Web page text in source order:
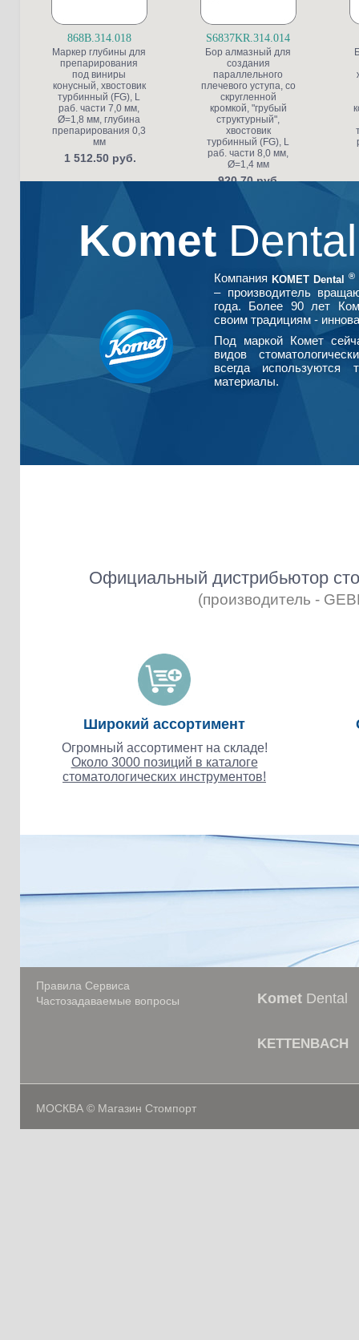
868B.314.018
Маркер глубины для
препарирования
под виниры
конусный, хвостовик
турбинный (FG), L
раб. части 7,0 мм,
Ø=1,8 мм, глубина
препарирования 0,3
мм
1 512.50 руб.
S6837KR.314.014
Бор алмазный для
создания
параллельного
плечевого уступа, со
скругленной
кромкой, "грубый
структурный",
хвостовик
турбинный (FG), L
раб. части 8,0 мм,
Ø=1,4 мм
920.70 руб.
Komet
Компания KOMET Dental ®
– производитель
года. Более 90 лет
своим традициям -
Под маркой Комет
видов
всегда используются
материалы.
Официальный дистрибьютор
(производитель -
Широкий ассортимент
Огромный ассортимент на складе!
Около 3000 позиций в каталоге
стоматологических инструментов!
Правила Сервиса
Частозадаваемые вопросы
Komet Dental
KETTENBACH
МОСКВА © Магазин Стомпорт